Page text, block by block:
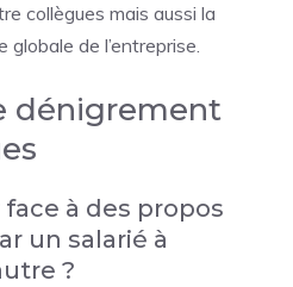
collègues mais aussi la
de l’entreprise.
dénigrement
à des propos
un salarié à
?